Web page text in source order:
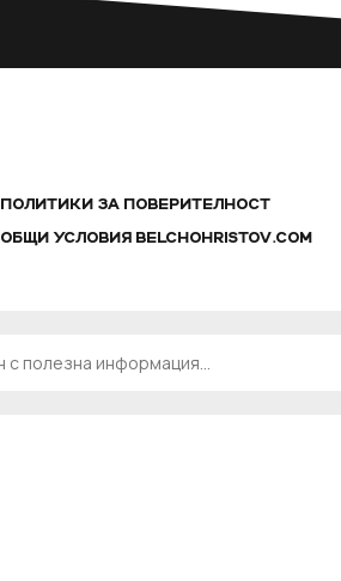
ПОЛИТИКИ ЗА ПОВЕРИТЕЛНОСТ
ОБЩИ УСЛОВИЯ BELCHOHRISTOV.COM